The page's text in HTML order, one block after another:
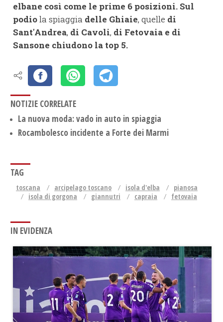
elbane così come le prime 6 posizioni. Sul
podiola spiaggia delle Ghiaie, quelle di
Sant'Andrea, di Cavoli, di Fetovaia e di
Sansone chiudono la top 5.
NOTIZIE CORRELATE
La nuova moda: vado in auto in spiaggia
Rocambolesco incidente a Forte dei Marmi
TAG
toscana arcipelago toscano isola d'elba
pianosa
isola di gorgona
giannutri capraia fetovaia
IN EVIDENZA